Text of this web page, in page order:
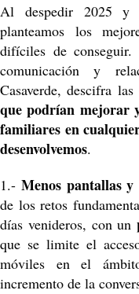
Al despedir 2025 y
planteamos los
difíciles de
comunicación y
Casaverde, descifra las
que podrían mejorar
familiares en
desenvolvemos.
1.- Menos pantallas
de los retos
días venideros, con un
que se limite el
móviles en el
incremento de la